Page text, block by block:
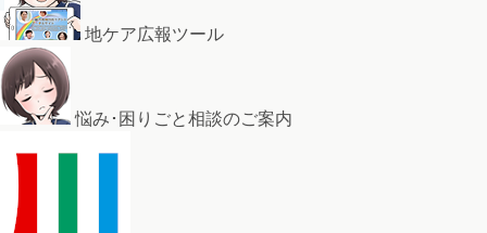
地ケア広報ツール
悩み･困りごと相談のご案内